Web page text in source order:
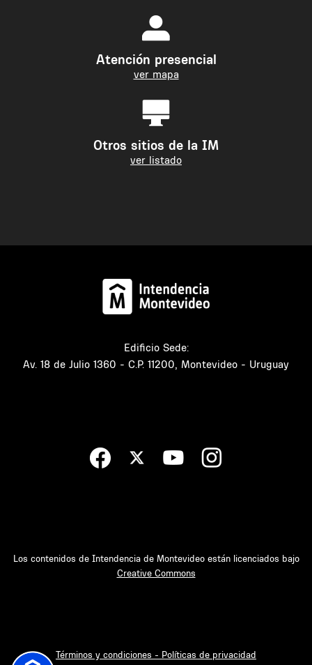
Atención presencial
ver mapa
Otros sitios de la IM
ver listado
Edificio Sede:
Av. 18 de Julio 1360 - C.P. 11200, Montevideo - Uruguay
Los contenidos de Intendencia de Montevideo están licenciados bajo
Creative Commons
Términos y condiciones - Políticas de privacidad